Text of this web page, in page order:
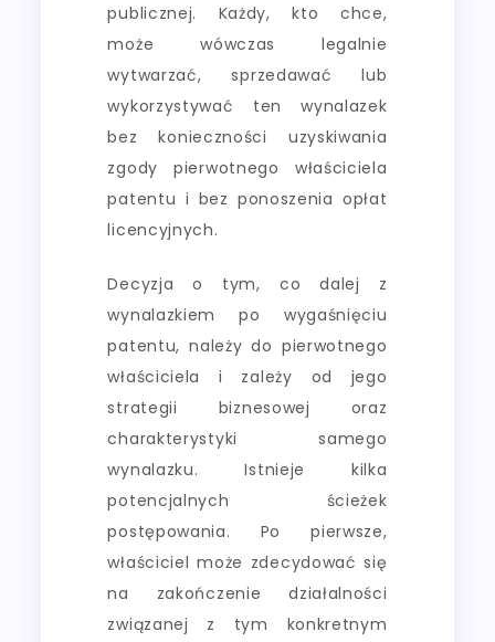
publicznej. Każdy, kto chce,
może wówczas legalnie
wytwarzać, sprzedawać lub
wykorzystywać ten wynalazek
bez konieczności uzyskiwania
zgody pierwotnego właściciela
patentu i bez ponoszenia opłat
licencyjnych.
Decyzja o tym, co dalej z
wynalazkiem po wygaśnięciu
patentu, należy do pierwotnego
właściciela i zależy od jego
strategii biznesowej oraz
charakterystyki samego
wynalazku. Istnieje kilka
potencjalnych ścieżek
postępowania. Po pierwsze,
właściciel może zdecydować się
na zakończenie działalności
związanej z tym konkretnym